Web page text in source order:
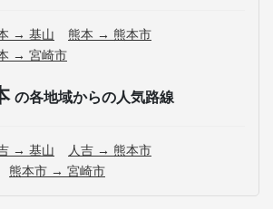
→ 基山
熊本 → 熊本市
→ 宮崎市
の各地域からの人気路線
→ 基山
人吉 → 熊本市
熊本市 → 宮崎市